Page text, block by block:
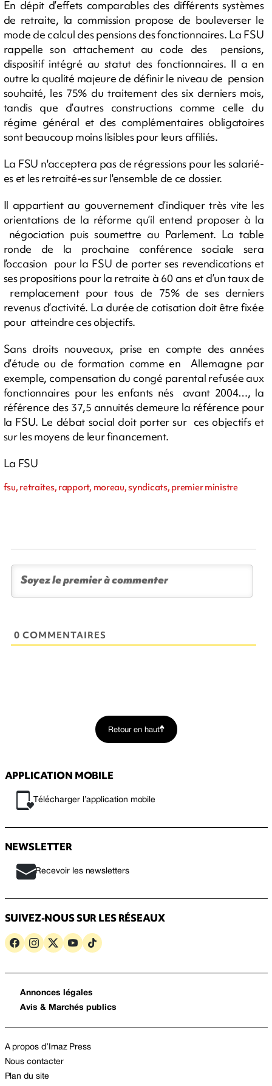
En dépit d’effets comparables des différents systèmes
de retraite, la commission propose de bouleverser le
mode de calcul des pensions des fonctionnaires. La FSU
rappelle son attachement au code des pensions,
dispositif intégré au statut des fonctionnaires. Il a en
outre la qualité majeure de définir le niveau de pension
souhaité, les 75% du traitement des six derniers mois,
tandis que d’autres constructions comme celle du
régime général et des complémentaires obligatoires
sont beaucoup moins lisibles pour leurs affiliés.
La FSU n'acceptera pas de régressions pour les salarié-
es et les retraité-es sur l'ensemble de ce dossier.
Il appartient au gouvernement d’indiquer très vite les
orientations de la réforme qu’il entend proposer à la
négociation puis soumettre au Parlement. La table
ronde de la prochaine conférence sociale sera
l’occasion pour la FSU de porter ses revendications et
ses propositions pour la retraite à 60 ans et d’un taux de
remplacement pour tous de 75% de ses derniers
revenus d’activité. La durée de cotisation doit être fixée
pour atteindre ces objectifs.
Sans droits nouveaux, prise en compte des années
d’étude ou de formation comme en Allemagne par
exemple, compensation du congé parental refusée aux
fonctionnaires pour les enfants nés avant 2004…, la
référence des 37,5 annuités demeure la référence pour
la FSU. Le débat social doit porter sur ces objectifs et
sur les moyens de leur financement.
La FSU
fsu, retraites, rapport, moreau, syndicats, premier ministre
0 COMMENTAIRES
Retour en haut
APPLICATION MOBILE
Télécharger l’application mobile
NEWSLETTER
Recevoir les newsletters
SUIVEZ-NOUS SUR LES RÉSEAUX
Annonces légales
Avis & Marchés publics
A propos d’Imaz Press
Nous contacter
Plan du site